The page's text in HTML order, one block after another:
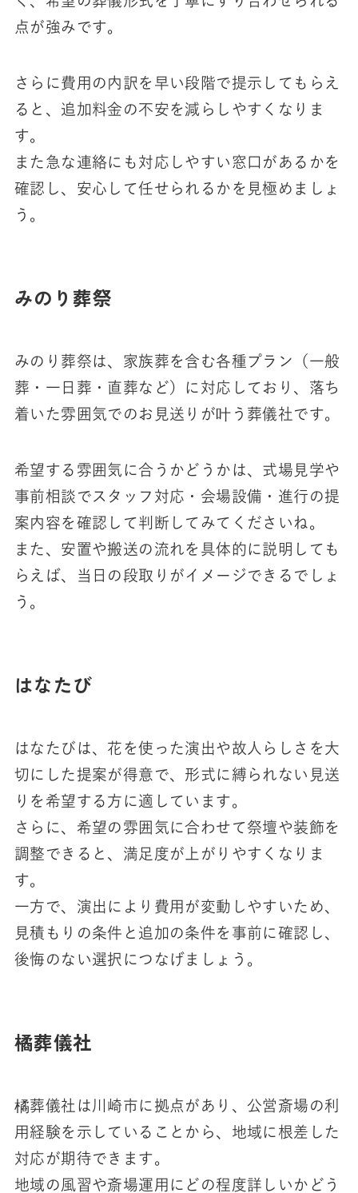
点が強みです。
さらに費用の内訳を早い段階で提示してもらえ
ると、追加料金の不安を減らしやすくなりま
す。
また急な連絡にも対応しやすい窓口があるかを
確認し、安心して任せられるかを見極めましょ
う。
みのり葬祭
みのり葬祭は、家族葬を含む各種プラン（一般
葬・一日葬・直葬など）に対応しており、落ち
着いた雰囲気でのお見送りが叶う葬儀社です。
希望する雰囲気に合うかどうかは、式場見学や
事前相談でスタッフ対応・会場設備・進行の提
案内容を確認して判断してみてくださいね。
また、安置や搬送の流れを具体的に説明しても
らえば、当日の段取りがイメージできるでしょ
う。
はなたび
はなたびは、花を使った演出や故人らしさを大
切にした提案が得意で、形式に縛られない見送
りを希望する方に適しています。
さらに、希望の雰囲気に合わせて祭壇や装飾を
調整できると、満足度が上がりやすくなりま
す。
一方で、演出により費用が変動しやすいため、
見積もりの条件と追加の条件を事前に確認し、
後悔のない選択につなげましょう。
橘葬儀社
橘葬儀社は川崎市に拠点があり、公営斎場の利
用経験を示していることから、地域に根差した
対応が期待できます。
地域の風習や斎場運用にどの程度詳しいかどう